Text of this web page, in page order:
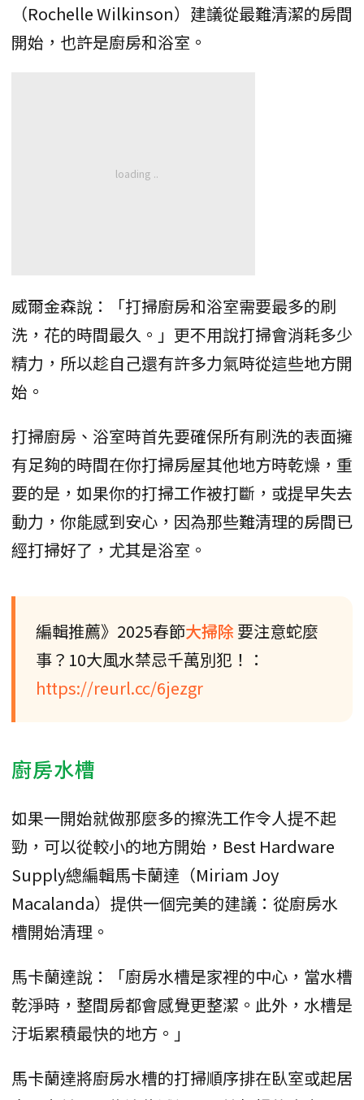
（Rochelle Wilkinson）建議從最難清潔的房間
開始，也許是廚房和浴室。
威爾金森說：「打掃廚房和浴室需要最多的刷
洗，花的時間最久。」更不用說打掃會消耗多少
精力，所以趁自己還有許多力氣時從這些地方開
始。
打掃廚房、浴室時首先要確保所有刷洗的表面擁
有足夠的時間在你打掃房屋其他地方時乾燥，重
要的是，如果你的打掃工作被打斷，或提早失去
動力，你能感到安心，因為那些難清理的房間已
經打掃好了，尤其是浴室。
編輯推薦》2025春節大掃除 要注意蛇麼
事？10大風水禁忌千萬別犯！：
https://reurl.cc/6jezgr
廚房水槽
如果一開始就做那麼多的擦洗工作令人提不起
勁，可以從較小的地方開始，Best Hardware
Supply總編輯馬卡蘭達（Miriam Joy
Macalanda）提供一個完美的建議：從廚房水
槽開始清理。
馬卡蘭達說：「廚房水槽是家裡的中心，當水槽
乾淨時，整間房都會感覺更整潔。此外，水槽是
汙垢累積最快的地方。」
馬卡蘭達將廚房水槽的打掃順序排在臥室或起居